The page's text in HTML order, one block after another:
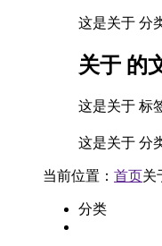
这是关于 分
关于 的
这是关于 标
这是关于 分
当前位置： 首页关
分类